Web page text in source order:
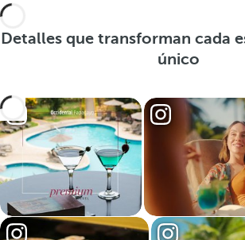
Detalles que transforman cada
único